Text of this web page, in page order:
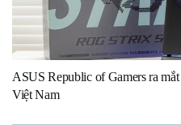
ASUS Republic of Gamers ra
Việt Nam